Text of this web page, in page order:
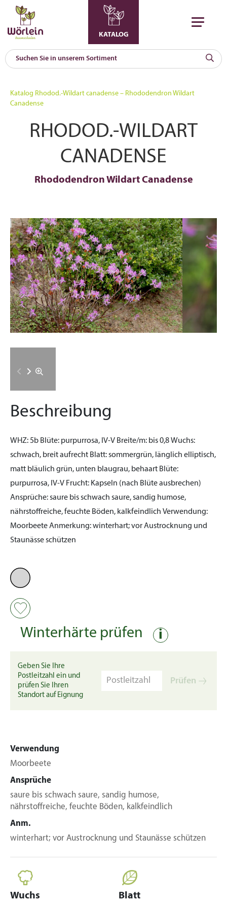
KATALOG
Katalog Rhodod.-Wildart canadense – Rhododendron Wildart
Canadense
RHODOD.-WILDART
CANADENSE
Rhododendron Wildart Canadense
Beschreibung
WHZ:5b Blüte: purpurrosa, IV-V Breite/m: bis 0,8Wuchs:
schwach, breit aufrecht Blatt:sommergrün, länglich elliptisch,
matt bläulich grün, unten blaugrau, behaart Blüte:
purpurrosa, IV-V Frucht: Kapseln (nach Blüte ausbrechen)
Ansprüche:saure bis schwach saure, sandig humose,
nährstoffreiche, feuchte Böden, kalkfeindlich Verwendung:
MoorbeeteAnmerkung:winterhart; vor Austrocknung und
Staunässe schützen
Winterhärte prüfen i
Geben Sie Ihre
Postleitzahl ein und
prüfen Sie Ihren
Standort auf Eignung
Prüfen
Verwendung
Moorbeete
Ansprüche
saure bis schwach saure, sandig humose,
nährstoffreiche, feuchte Böden, kalkfeindlich
Anm.
winterhart; vor Austrocknung und Staunässe schützen
Wuchs Blatt